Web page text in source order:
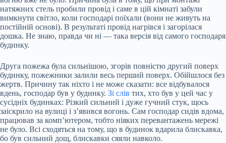
натяжних стель пробили провід і саме в цій кімнаті забули
вимкнути світло, коли господарі поїхали (вони не живуть на
постійній основі). В результаті провід нагрівся і загорілася
дошка. Не знаю, правда чи ні — така версія від самого господаря
будинку.
Друга пожежа була сильнішою, згорів повністю другий поверх
будинку, пожежники залили весь перший поверх. Обійшлося без
жертв. Причину так ніхто і не може сказати: все відбувалося
вдень, господар був у будинку. Зі слів тих, хто був у цей час у
сусідніх будинках: Різкий сильний і дуже гучний стук, щось
заіскрило на вулиці і з’явився вогонь. Сам господар сидів вдома,
працював за комп’ютером, тобто ніяких перевантажень мережі
не було. Всі сходяться на тому, що в будинок вдарила блискавка,
бо був сильний дощ, блискавки сяяли навколо.